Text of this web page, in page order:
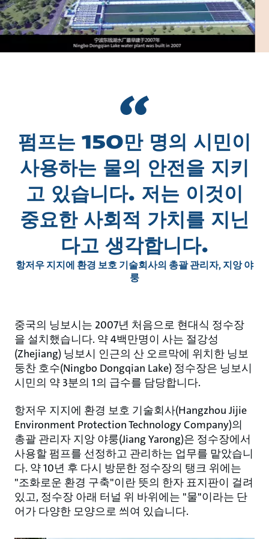
펌프는 150만 명의 시민이
사용하는 물의 안전을 지키
고 있습니다. 저는 이것이
중요한 사회적 가치를 지닌
다고 생각합니다.
항저우 지지에 환경 보호 기술회사의 총괄 관리자, 지앙 야
룽
중국의 닝보시는 2007년 처음으로 현대식 정수장
을 설치했습니다. 약 4백만명이 사는 절강성
(Zhejiang) 닝보시 인근의 산 오르막에 위치한 닝보
둥찬 호수(Ningbo Dongqian Lake) 정수장은 닝보시
시민의 약 3분의 1의 급수를 담당합니다.
항저우 지지에 환경 보호 기술회사(Hangzhou Jijie
Environment Protection Technology Company)의
총괄 관리자 지앙 야룽(Jiang Yarong)은 정수장에서
사용할 펌프를 선정하고 관리하는 업무를 맡았습니
다. 약 10년 후 다시 방문한 정수장의 탱크 위에는
"조화로운 환경 구축"이란 뜻의 한자 표지판이 걸려
있고, 정수장 아래 터널 위 바위에는 "물"이라는 단
어가 다양한 모양으로 씌여 있습니다.